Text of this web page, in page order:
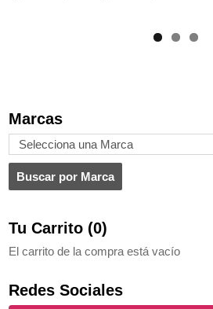
Marcas
Tu Carrito (0)
El carrito de la compra está vacío
Redes Sociales